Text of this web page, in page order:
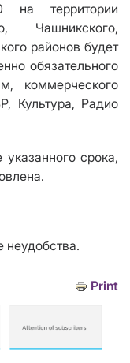
территории
Чашникского,
районов будет
обязательного
коммерческого
Культура, Радио
срока,
.
Print